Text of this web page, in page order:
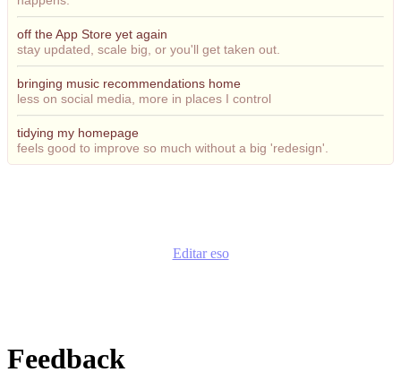
off the App Store yet again
stay updated, scale big, or you'll get taken out.
bringing music recommendations home
less on social media, more in places I control
tidying my homepage
feels good to improve so much without a big 'redesign'.
Editar eso
Feedback